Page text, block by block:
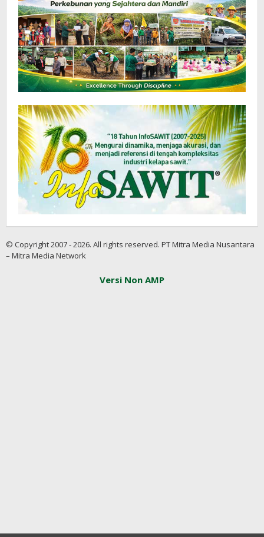
© Copyright 2007 - 2026. All rights reserved. PT Mitra Media Nusantara
– Mitra Media Network
Versi Non AMP